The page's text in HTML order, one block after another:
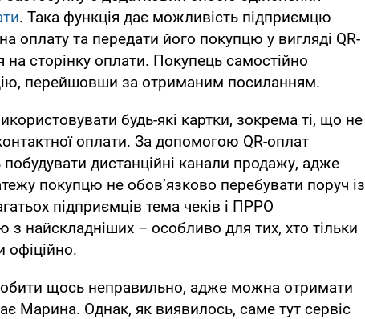
. Така функція дає можливість підприємцю
оплату та передати його покупцю у вигляді QR-
на сторінку оплати. Покупець самостійно
перейшовши за отриманим посиланням.
будь-які картки, зокрема ті, що не
оплати. За допомогою QR-оплат
дистанційні канали продажу, адже
покупцю не обов’язково перебувати поруч із
підприємців тема чеків і ПРРО
з найскладніших – особливо для тих, хто тільки
офіційно.
щось неправильно, адже можна отримати
Марина. Однак, як виявилось, саме тут сервіс